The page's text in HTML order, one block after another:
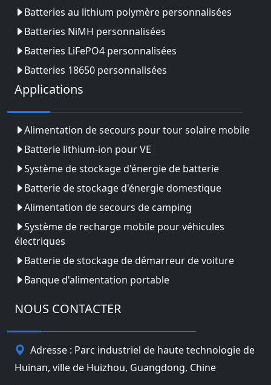
Batteries au lithium polymère personnalisées
Batteries NiMH personnalisées
Batteries LiFePO4 personnalisées
Batteries 18650 personnalisées
Applications
Alimentation de secours pour tour solaire mobile
Batterie lithium-ion pour VE
Système de stockage d'énergie de batterie
Batterie de stockage d'énergie domestique
Alimentation de secours de camping
Système de recharge mobile pour véhicules
électriques
Batterie de stockage de démarreur de voiture
Banque d'alimentation portable
NOUS CONTACTER
Adresse : Parc industriel de haute technologie de
Huinan, ville de Huizhou, Guangdong, Chine